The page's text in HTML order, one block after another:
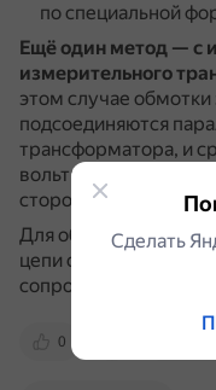
по специальной
Ещё один метод — с
измерительного
этом случае
подсоединяются
трансформатора, и
вольтметров,
стороне низшего
Для обеспечения
цепи схемы не
сопротивления
0
Сделать